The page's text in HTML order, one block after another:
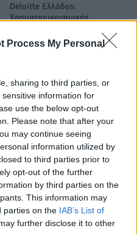
Process My Personal
sharing to third parties, or
information for
use the below opt-out
Please note that after your
may continue seeing
information utilized by
to third parties prior to
opt-out of the further
by third parties on the
This information may
parties on the IAB’s List of
further disclose it to other
Deloitte Ελλάδος:
Χρηματοοικονομικός
είσοδο στην πολωνική αγορά
ενέργειας
στην KG Mobility
Ατρόμητος και Novibet
συνεχίζουν μαζί: Ανανέωση της
συνεργασίας τους μέχρι το
2028
στη διεθνή σειρά δεικτών